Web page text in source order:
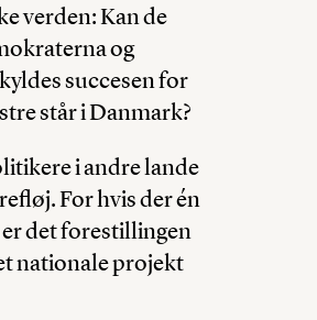
verden: Kan de
og
succesen for
står i Danmark?
i andre lande
For hvis der én
det forestillingen
nationale projekt